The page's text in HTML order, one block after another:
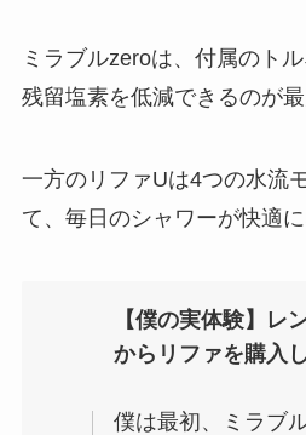
ミラブルzeroは、付属のト
残留塩素を低減できるのが最
一方のリファUは4つの水流
て、毎日のシャワーが快適に
【僕の実体験】レ
からリファを購入
僕は最初、ミラブ